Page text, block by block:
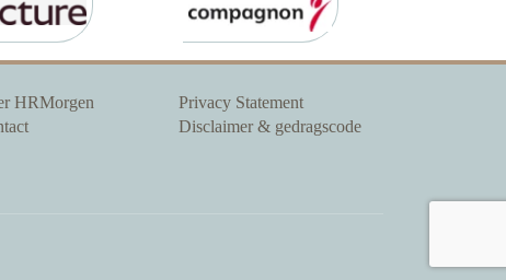
HRMorgen
Privacy Statement
Disclaimer & gedragscode